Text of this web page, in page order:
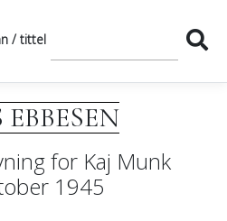
/ tittel
for Kaj Munk
1945